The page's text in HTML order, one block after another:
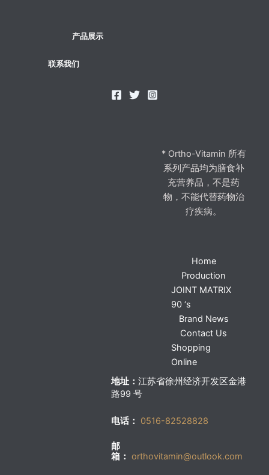
产品展示
联系我们
* Ortho-Vitamin 所有
系列产品均为膳食补
充营养品，不是药
物，不能代替药物治
疗疾病。
Home
Production
JOINT MATRIX
90 ‘s
Brand News
Contact Us
Shopping
Online
地址： 江苏省徐州经济开发区金港
路99 号
电话： 0516-82528828
邮
箱： orthovitamin@outlook.com